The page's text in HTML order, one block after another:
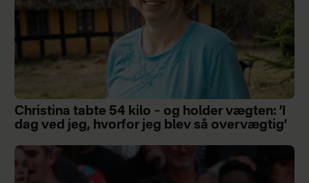
Christina tabte 54 kilo – og holder vægten: ’I
dag ved jeg, hvorfor jeg blev så overvægtig’